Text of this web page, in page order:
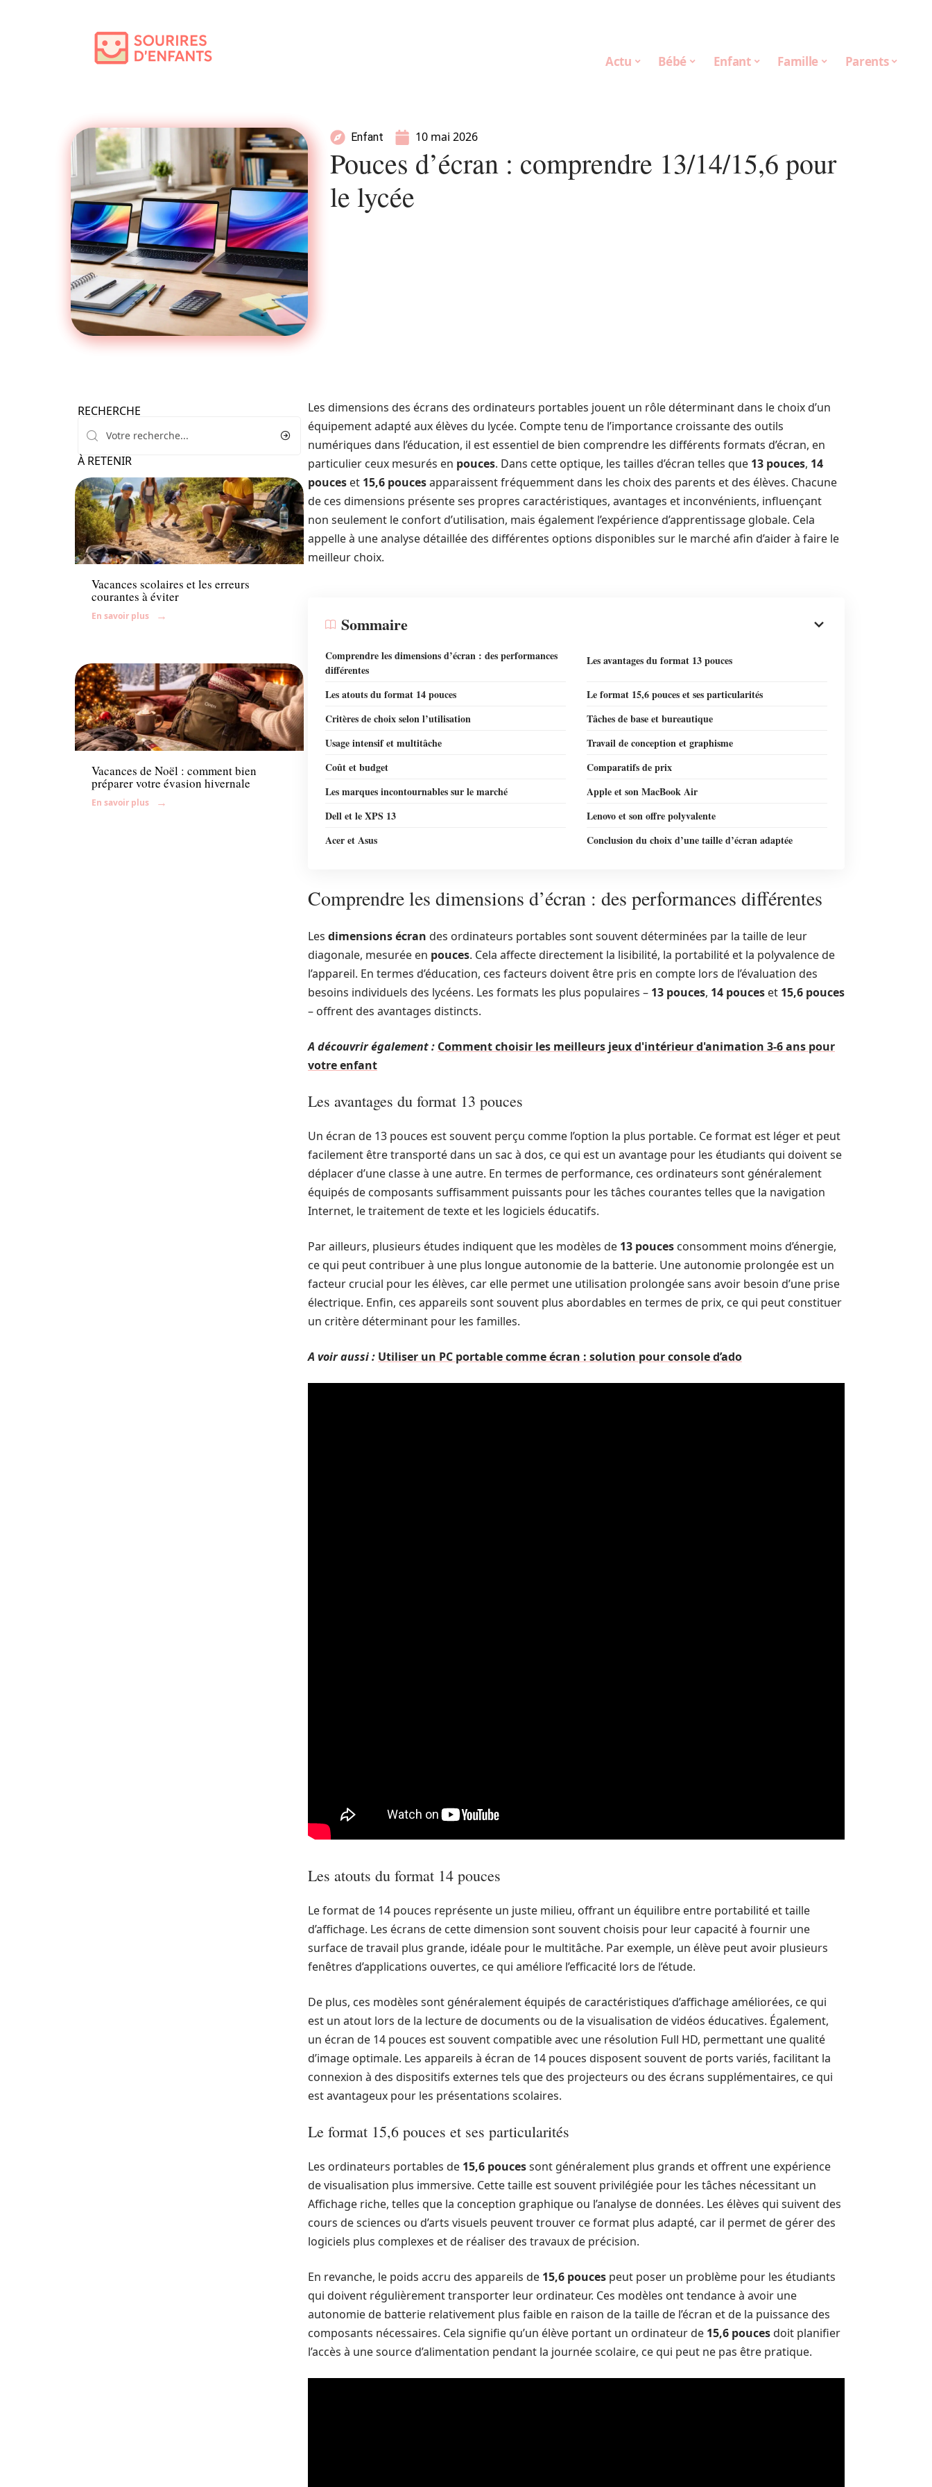
Actu Bébé Enfant Famille Parents
Enfant 10 mai 2026
Pouces d’écran : comprendre 13/14/15,6 pour
le lycée
RECHERCHE
À RETENIR
Enfant
Vacances scolaires et les erreurs
courantes à éviter
En savoir plus
Famille
Vacances de Noël : comment bien
préparer votre évasion hivernale
En savoir plus
Les dimensions des écrans des ordinateurs portables jouent un rôle déterminant dans le choix d’un
équipement adapté aux élèves du lycée. Compte tenu de l’importance croissante des outils
numériques dans l’éducation, il est essentiel de bien comprendre les différents formats d’écran, en
particulier ceux mesurés en pouces. Dans cette optique, les tailles d’écran telles que 13 pouces, 14
pouces et 15,6 poucesapparaissent fréquemment dans les choix des parents et des élèves. Chacune
de ces dimensions présente ses propres caractéristiques, avantages et inconvénients, influençant
non seulement le confort d’utilisation, mais également l’expérience d’apprentissage globale. Cela
appelle à une analyse détaillée des différentes options disponibles sur le marché afin d’aider à faire le
meilleur choix.
Sommaire
Comprendre les dimensions d’écran : des performances
différentes
Les avantages du format 13 pouces
Les atouts du format 14 pouces
Le format 15,6 pouces et ses particularités
Critères de choix selon l’utilisation
Tâches de base et bureautique
Usage intensif et multitâche
Travail de conception et graphisme
Coût et budget
Comparatifs de prix
Les marques incontournables sur le marché
Apple et son MacBook Air
Dell et le XPS 13
Lenovo et son offre polyvalente
Acer et Asus
Conclusion du choix d’une taille d’écran adaptée
Comprendre les dimensions d’écran : des performances différentes
Les dimensions écran des ordinateurs portables sont souvent déterminées par la taille de leur
diagonale, mesurée en pouces. Cela affecte directement la lisibilité, la portabilité et la polyvalence de
l’appareil. En termes d’éducation, ces facteurs doivent être pris en compte lors de l’évaluation des
besoins individuels des lycéens. Les formats les plus populaires – 13 pouces, 14 pouces et 15,6 pouces
– offrent des avantages distincts.
A découvrir également : Comment choisir les meilleurs jeux d'intérieur d'animation 3-6 ans pour
votre enfant
Les avantages du format 13 pouces
Un écran de 13 pouces est souvent perçu comme l’option la plus portable. Ce format est léger et peut
facilement être transporté dans un sac à dos, ce qui est un avantage pour les étudiants qui doivent se
déplacer d’une classe à une autre. En termes de performance, ces ordinateurs sont généralement
équipés de composants suffisamment puissants pour les tâches courantes telles que la navigation
Internet, le traitement de texte et les logiciels éducatifs.
Par ailleurs, plusieurs études indiquent que les modèles de 13 pouces consomment moins d’énergie,
ce qui peut contribuer à une plus longue autonomie de la batterie. Une autonomie prolongée est un
facteur crucial pour les élèves, car elle permet une utilisation prolongée sans avoir besoin d’une prise
électrique. Enfin, ces appareils sont souvent plus abordables en termes de prix, ce qui peut constituer
un critère déterminant pour les familles.
A voir aussi : Utiliser un PC portable comme écran : solution pour console d’ado
Les atouts du format 14 pouces
Le format de 14 pouces représente un juste milieu, offrant un équilibre entre portabilité et taille
d’affichage. Les écrans de cette dimension sont souvent choisis pour leur capacité à fournir une
surface de travail plus grande, idéale pour le multitâche. Par exemple, un élève peut avoir plusieurs
fenêtres d’applications ouvertes, ce qui améliore l’efficacité lors de l’étude.
De plus, ces modèles sont généralement équipés de caractéristiques d’affichage améliorées, ce qui
est un atout lors de la lecture de documents ou de la visualisation de vidéos éducatives. Également,
un écran de 14 pouces est souvent compatible avec une résolution Full HD, permettant une qualité
d’image optimale. Les appareils à écran de 14 pouces disposent souvent de ports variés, facilitant la
connexion à des dispositifs externes tels que des projecteurs ou des écrans supplémentaires, ce qui
est avantageux pour les présentations scolaires.
Le format 15,6 pouces et ses particularités
Les ordinateurs portables de 15,6 poucessont généralement plus grands et offrent une expérience
de visualisation plus immersive. Cette taille est souvent privilégiée pour les tâches nécessitant un
Affichage riche, telles que la conception graphique ou l’analyse de données. Les élèves qui suivent des
cours de sciences ou d’arts visuels peuvent trouver ce format plus adapté, car il permet de gérer des
logiciels plus complexes et de réaliser des travaux de précision.
En revanche, le poids accru des appareils de 15,6 pouces peut poser un problème pour les étudiants
qui doivent régulièrement transporter leur ordinateur. Ces modèles ont tendance à avoir une
autonomie de batterie relativement plus faible en raison de la taille de l’écran et de la puissance des
composants nécessaires. Cela signifie qu’un élève portant un ordinateur de 15,6 poucesdoit planifier
l’accès à une source d’alimentation pendant la journée scolaire, ce qui peut ne pas être pratique.